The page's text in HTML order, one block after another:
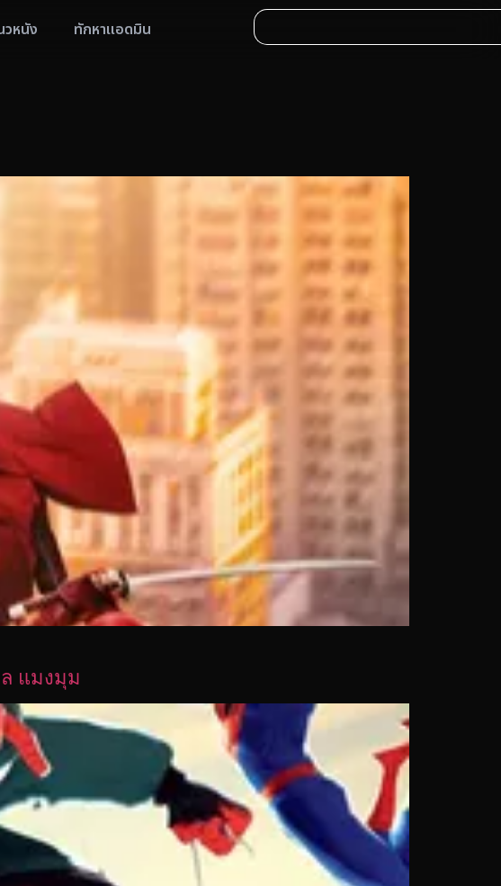
วหนัง ทักหาแอดมิน
แมงมุม